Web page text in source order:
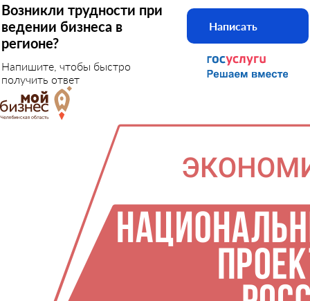
Возникли трудности при
ведении бизнеса в
регионе?
Напишите, чтобы быстро
получить ответ
Написать